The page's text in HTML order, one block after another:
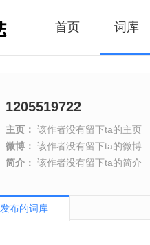
首页 词库
1205519722
主页： 该作者没有留下ta的主页
微博： 该作者没有留下ta的微博
简介： 该作者没有留下ta的简介
发布的词库